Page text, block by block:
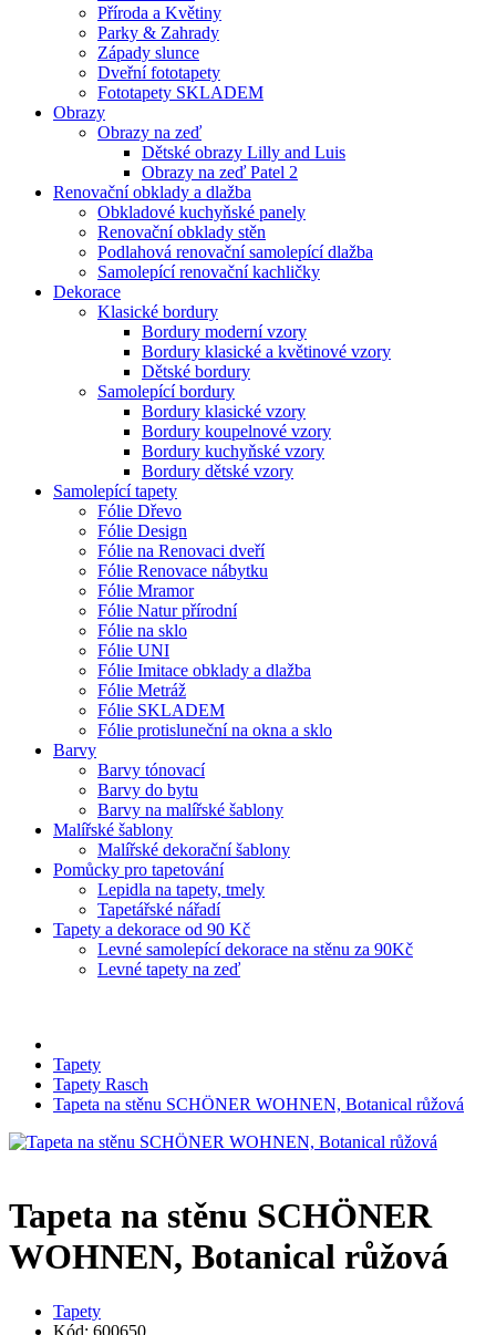
Příroda a Květiny
Parky & Zahrady
Západy slunce
Dveřní fototapety
Fototapety SKLADEM
Obrazy
Obrazy na zeď
Dětské obrazy Lilly and Luis
Obrazy na zeď Patel 2
Renovační obklady a dlažba
Obkladové kuchyňské panely
Renovační obklady stěn
Podlahová renovační samolepící dlažba
Samolepící renovační kachličky
Dekorace
Klasické bordury
Bordury moderní vzory
Bordury klasické a květinové vzory
Dětské bordury
Samolepící bordury
Bordury klasické vzory
Bordury koupelnové vzory
Bordury kuchyňské vzory
Bordury dětské vzory
Samolepící tapety
Fólie Dřevo
Fólie Design
Fólie na Renovaci dveří
Fólie Renovace nábytku
Fólie Mramor
Fólie Natur přírodní
Fólie na sklo
Fólie UNI
Fólie Imitace obklady a dlažba
Fólie Metráž
Fólie SKLADEM
Fólie protisluneční na okna a sklo
Barvy
Barvy tónovací
Barvy do bytu
Barvy na malířské šablony
Malířské šablony
Malířské dekorační šablony
Pomůcky pro tapetování
Lepidla na tapety, tmely
Tapetářské nářadí
Tapety a dekorace od 90 Kč
Levné samolepící dekorace na stěnu za 90Kč
Levné tapety na zeď
Tapety
Tapety Rasch
Tapeta na stěnu SCHÖNER WOHNEN, Botanical růžová
Tapeta na stěnu SCHÖNER
WOHNEN, Botanical růžová
Tapety
Kód: 600650